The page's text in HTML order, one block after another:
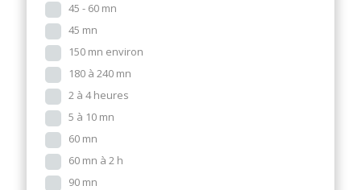
45 - 60 mn
45 mn
150 mn environ
180 à 240 mn
2 à 4 heures
5 à 10 mn
60 mn
60 mn à 2 h
90 mn